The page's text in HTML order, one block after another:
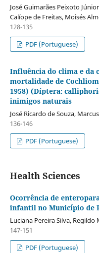
José Guimarães Peixoto
Calíope de Freitas, Moisés
128-135
PDF (Portuguese)
Influência do clima e da
mortalidade de
1958) (Díptera:
inimigos naturais
José Ricardo de Souza,
136-146
PDF (Portuguese)
Health Sciences
Ocorrência de
infantil no Município de
Luciana Pereira Silva, Regildo
147-151
PDF (Portuguese)